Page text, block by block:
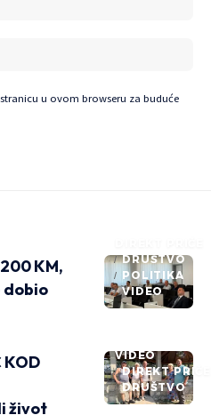
u ovom browseru za buduće
DRUŠTVO
POLITIKA
VIDEO
KM,
dobio
VIDEO
DIREKT PRIČE
DRUŠTVO
KOD
život